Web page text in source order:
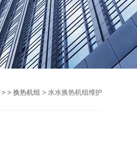
> > 换热机组 > 水水换热机组维护